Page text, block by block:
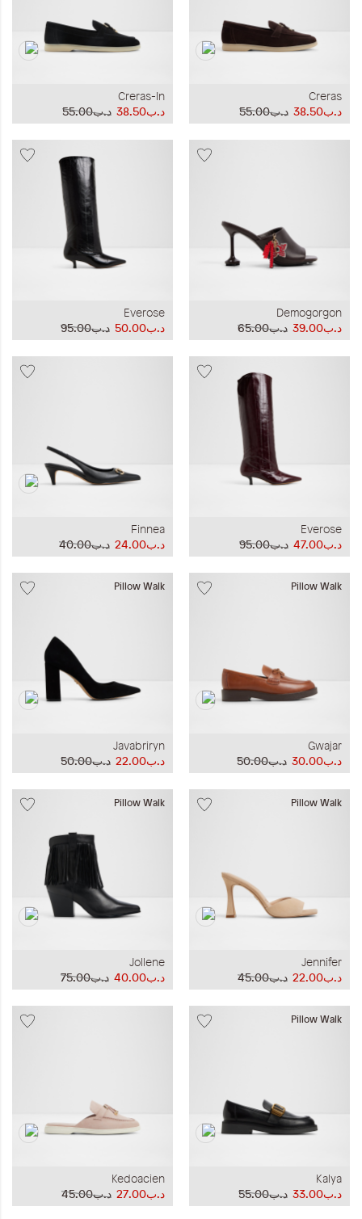
Creras
د.ب55.00
د.ب38.50
Creras-In
د.ب55.00
د.ب38.50
Demogorgon
د.ب65.00
د.ب39.00
Everose
د.ب95.00
د.ب50.00
Everose
د.ب95.00
د.ب47.00
Finnea
د.ب40.00
د.ب24.00
Pillow Walk
Gwajar
د.ب50.00
د.ب30.00
Pillow Walk
Javabriryn
د.ب50.00
د.ب22.00
Pillow Walk
Jennifer
د.ب45.00
د.ب22.00
Pillow Walk
Jollene
د.ب75.00
د.ب40.00
Pillow Walk
Kalya
د.ب55.00
د.ب33.00
Kedoacien
د.ب45.00
د.ب27.00